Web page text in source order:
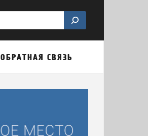
ОБРАТНАЯ СВЯЗЬ